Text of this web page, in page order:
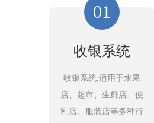
01
收银系统
收银系统,适用于水果
店、超市、生鲜店、便
利店、服装店等多种行